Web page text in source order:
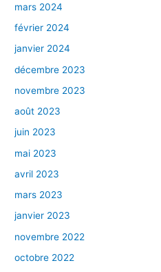
mars 2024
février 2024
janvier 2024
décembre 2023
novembre 2023
août 2023
juin 2023
mai 2023
avril 2023
mars 2023
janvier 2023
novembre 2022
octobre 2022